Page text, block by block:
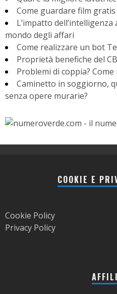
Come guardare film
L’impatto
mondo degli affari
Come realizzare un bot
Proprietà benefiche del
Problemi di coppia?
Caminetto in soggiorno,
senza opere murarie?
COOKIE E
Cookie Policy
Privacy Policy